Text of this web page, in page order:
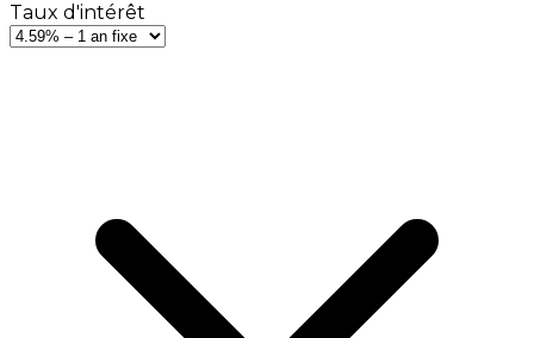
Taux d'intérêt